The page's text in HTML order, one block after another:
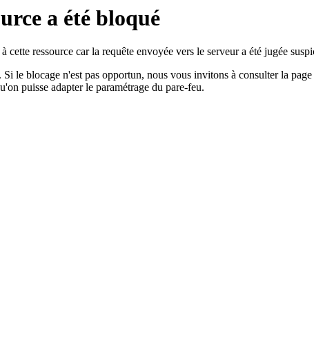
a été bloqué
ressource car la requête envoyée vers le serveur a été jugée
le blocage n'est pas opportun, nous vous invitons à consulter la page
puisse adapter le paramétrage du pare-feu.